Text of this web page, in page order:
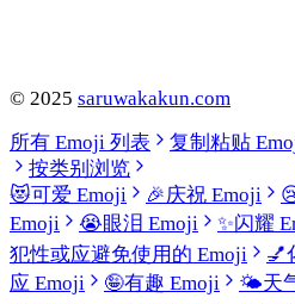
© 2025 saruwakakun.com
所有 Emoji 列表
复制粘贴
按类别浏览
😻可爱 Emoji 🎉庆祝 Emoji
Emoji
😭眼泪 Emoji ✨闪耀
犯性或应避免使用的 Emoji
💅
应 Emoji
🤪有趣 Emoji 🌤️天